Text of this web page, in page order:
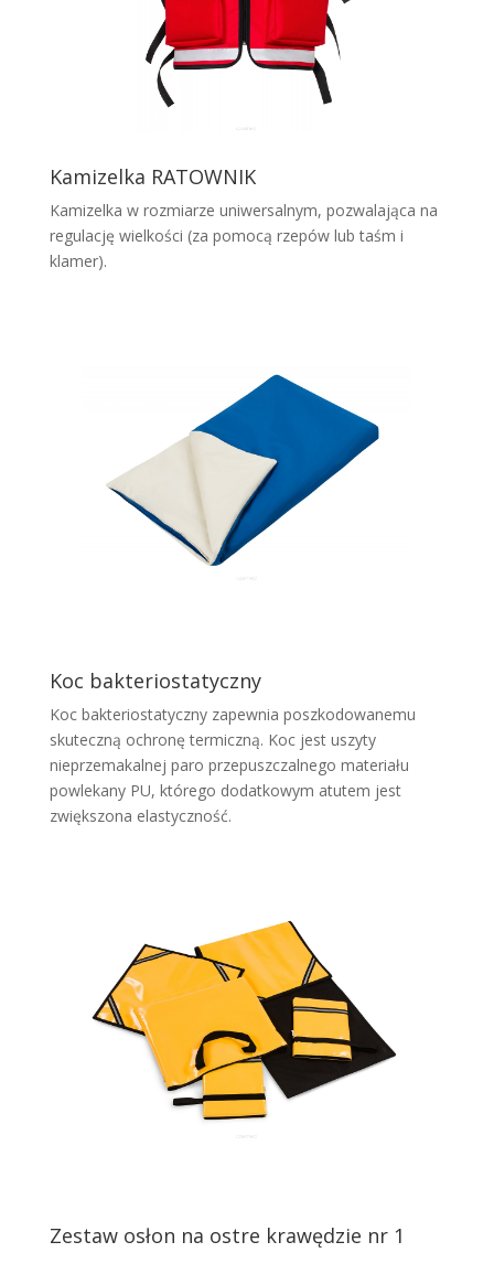
Kamizelka RATOWNIK
Kamizelka w rozmiarze uniwersalnym, pozwalająca na
regulację wielkości (za pomocą rzepów lub taśm i
klamer).
Koc bakteriostatyczny
Koc bakteriostatyczny zapewnia poszkodowanemu
skuteczną ochronę termiczną. Koc jest uszyty
nieprzemakalnej paro przepuszczalnego materiału
powlekany PU, którego dodatkowym atutem jest
zwiększona elastyczność.
Zestaw osłon na ostre krawędzie nr 1